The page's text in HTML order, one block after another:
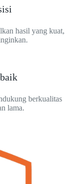
hasil yang kuat,
berkualitas
lama.